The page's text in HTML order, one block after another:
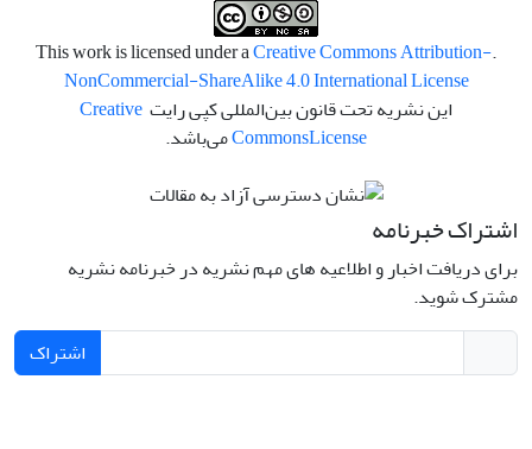
.This work is licensed under a
Creative Commons Attribution-
NonCommercial-ShareAlike 4.0 International License
این نشریه تحت قانون بین‌المللی کپی رایت Creative
CommonsLicense می‌باشد.
اشتراک خبرنامه
برای دریافت اخبار و اطلاعیه های مهم نشریه در خبرنامه نشریه
مشترک شوید.
اشتراک